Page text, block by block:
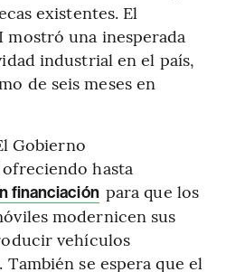
existentes. El
una inesperada
industrial en el país,
de seis meses en
Gobierno
hasta
financiación para que los
modernicen sus
vehículos
se espera que el